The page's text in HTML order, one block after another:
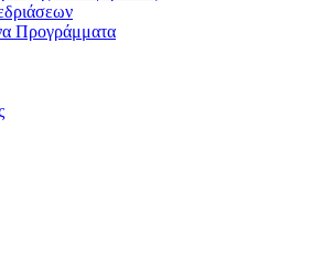
Προγράμματα